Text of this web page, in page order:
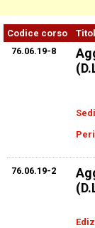
Codice corso
76.06.19-8
76.06.19-2